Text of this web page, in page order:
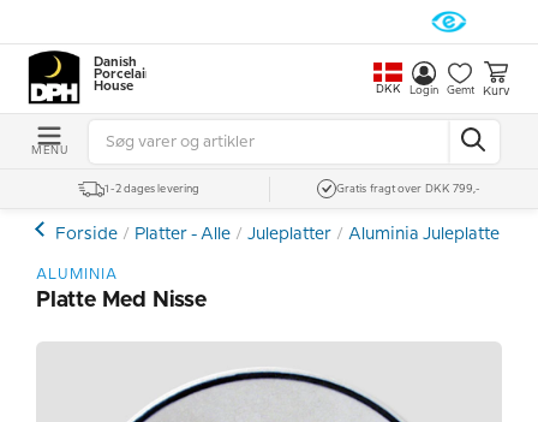
Danish
Porcelain
House
DKK Login Gemt Kurv
MENU
1-2 dages levering Gratis fragt over DKK 799,-
Forside Platter - Alle Juleplatter Aluminia Juleplatter
ALUMINIA
Platte Med Nisse